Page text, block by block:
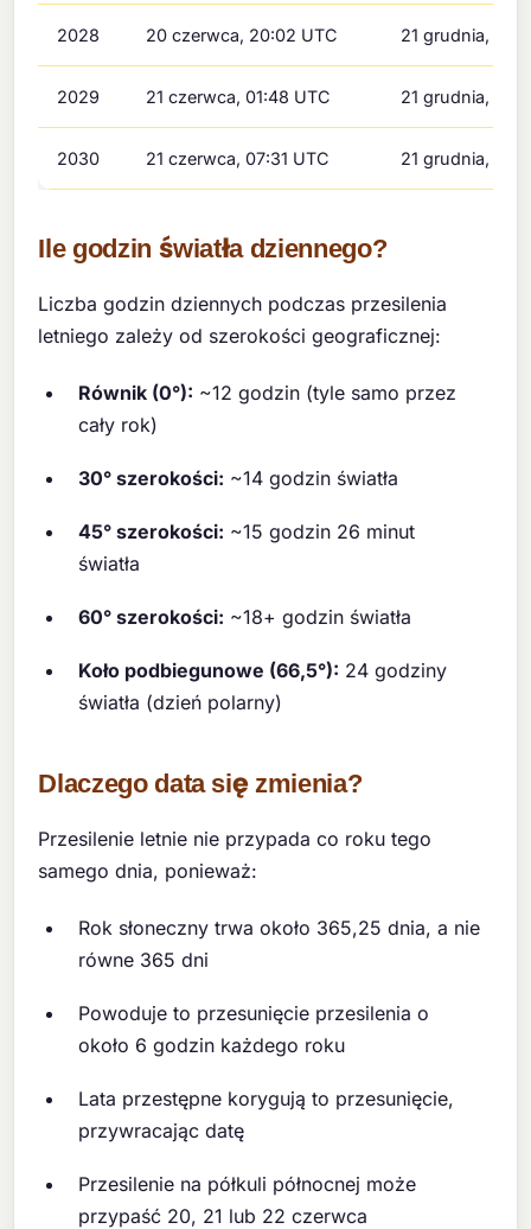
2028 20 czerwca, 20:02 UTC 21 grudnia,
2029 21 czerwca, 01:48 UTC 21 grudnia,
2030 21 czerwca, 07:31 UTC 21 grudnia,
Ile godzin światła dziennego?
Liczba godzin dziennych podczas przesilenia
letniego zależy od szerokości geograficznej:
Równik (0°): ~12 godzin (tyle samo przez
cały rok)
30° szerokości: ~14 godzin światła
45° szerokości: ~15 godzin 26 minut
światła
60° szerokości: ~18+ godzin światła
Koło podbiegunowe (66,5°): 24 godziny
światła (dzień polarny)
Dlaczego data się zmienia?
Przesilenie letnie nie przypada co roku tego
samego dnia, ponieważ:
Rok słoneczny trwa około 365,25 dnia, a nie
równe 365 dni
Powoduje to przesunięcie przesilenia o
około 6 godzin każdego roku
Lata przestępne korygują to przesunięcie,
przywracając datę
Przesilenie na półkuli północnej może
przypaść 20, 21 lub 22 czerwca